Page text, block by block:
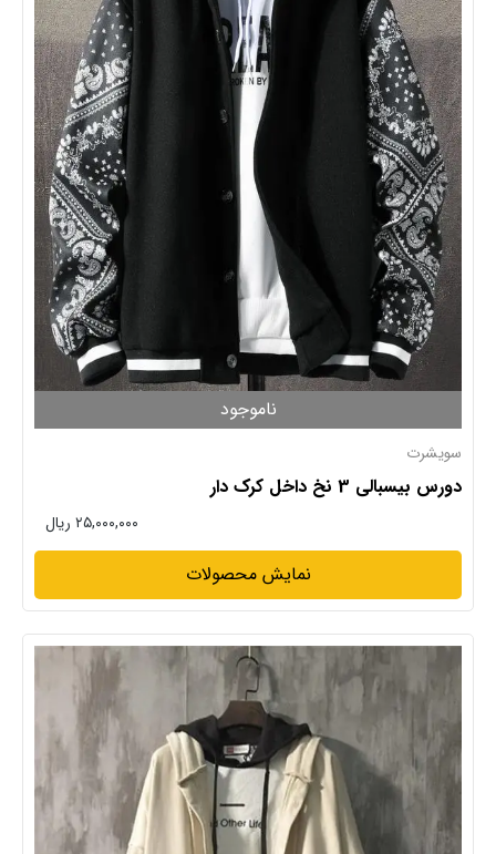
ناموجود
سویشرت
دورس بیسبالی 3 نخ داخل کرک دار
۲۵,۰۰۰,۰۰۰ ریال
نمایش محصولات